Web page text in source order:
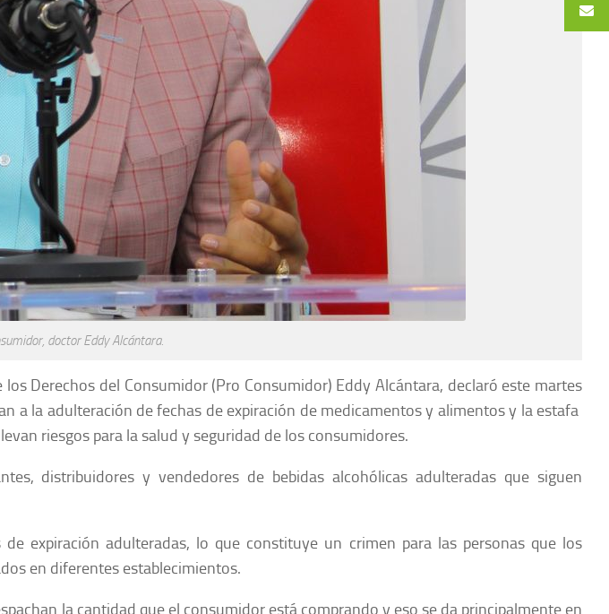
doctor Eddy Alcántara.
Derechos del Consumidor (Pro Consumidor) Eddy Alcántara, declaró este martes
a la adulteración de fechas de expiración de medicamentos y alimentos y la estafa
riesgos para la salud y seguridad de los consumidores.
distribuidores y vendedores de bebidas alcohólicas adulteradas que siguen
expiración adulteradas, lo que constituye un crimen para las personas que los
en diferentes establecimientos.
la cantidad que el consumidor está comprando y eso se da principalmente en